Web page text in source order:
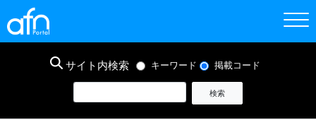
サイト内検索 キーワード 掲載コード